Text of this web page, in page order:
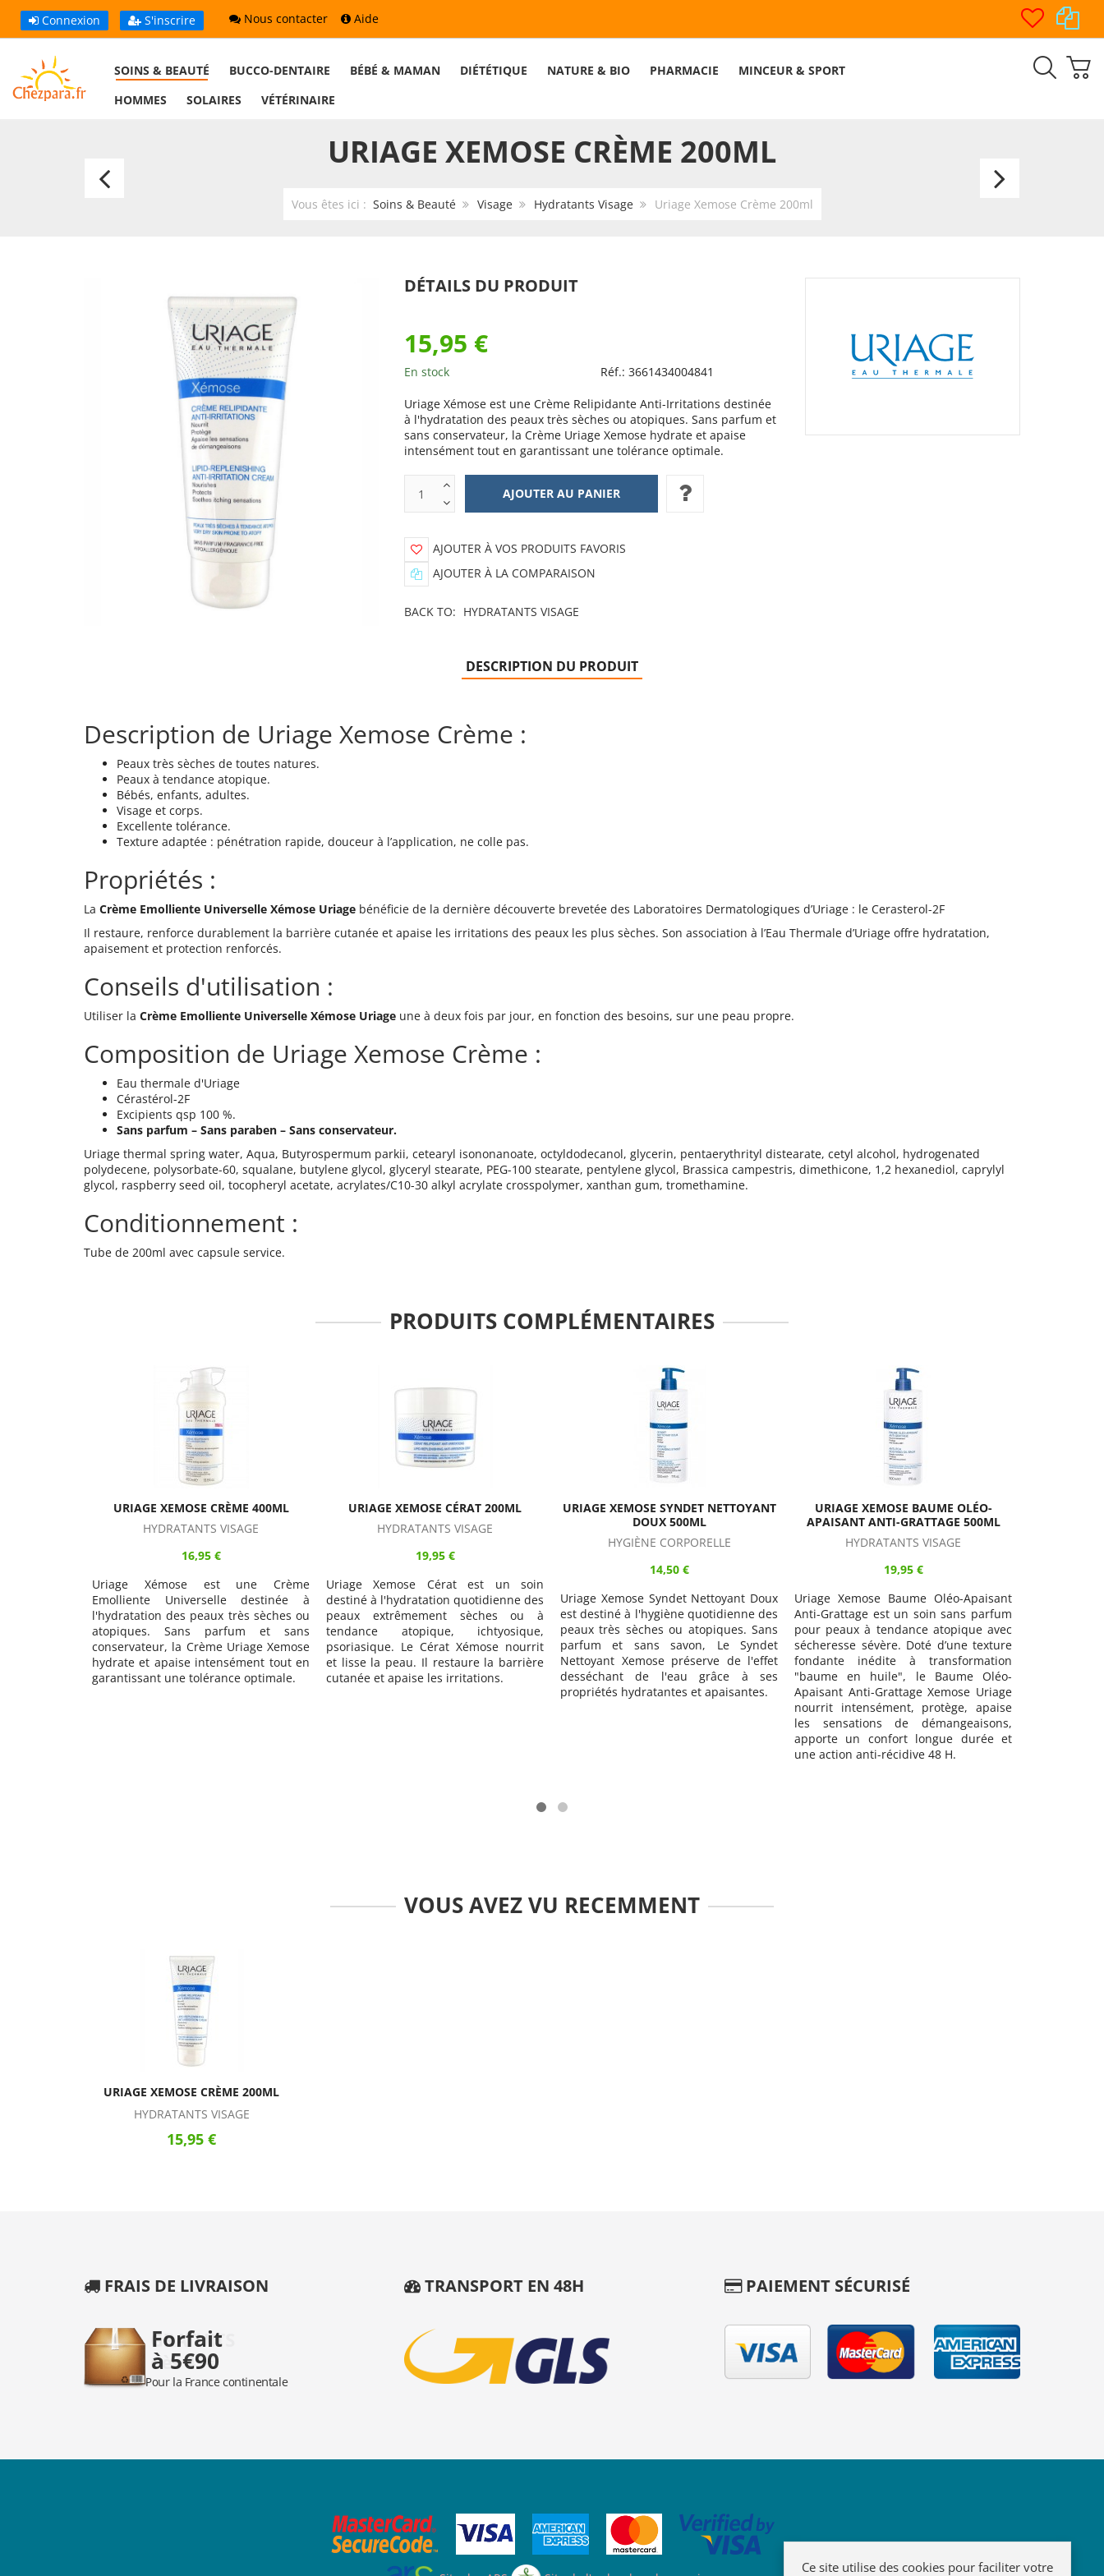
Connexion S'inscrire Nous contacter Aide
SOINS & BEAUTÉ BUCCO-DENTAIRE BÉBÉ & MAMAN DIÉTÉTIQUE NATURE & BIO PHARMACIE
MINCEUR & SPORT
HOMMES
SOLAIRES VÉTÉRINAIRE
URIAGE XEMOSE CRÈME 200ML
Vous êtes ici : Soins & Beauté Visage Hydratants Visage Uriage Xemose Crème 200ml
Uriage
200ml
Uriage
400ml
DÉTAILS DU PRODUIT
15,95 €
En stock Réf.: 3661434004841
Uriage Xémose est une Crème Relipidante Anti-Irritations destinée
à l'hydratation des peaux très sèches ou atopiques. Sans parfum et
sans conservateur, la Crème Uriage Xemose hydrate et apaise
intensément tout en garantissant une tolérance optimale.
AJOUTER À VOS PRODUITS FAVORIS
AJOUTER À LA COMPARAISON
BACK TO: HYDRATANTS VISAGE
DESCRIPTION DU PRODUIT
Description de Uriage Xemose Crème :
Peaux très sèches de toutes natures.
Peaux à tendance atopique.
Bébés, enfants, adultes.
Visage et corps.
Excellente tolérance.
Texture adaptée : pénétration rapide, douceur à l’application, ne colle pas.
Propriétés :
La Crème Emolliente Universelle Xémose Uriage bénéficie de la dernière découverte brevetée des Laboratoires Dermatologiques d’Uriage : le Cerasterol-2F
Il restaure, renforce durablement la barrière cutanée et apaise les irritations des peaux les plus sèches. Son association à l’Eau Thermale d’Uriage offre hydratation,
apaisement et protection renforcés.
Conseils d'utilisation :
Utiliser la Crème Emolliente Universelle Xémose Uriage une à deux fois par jour, en fonction des besoins, sur une peau propre.
Composition de Uriage Xemose Crème :
Eau thermale d'Uriage
Cérastérol-2F
Excipients qsp 100 %.
Sans parfum – Sans paraben – Sans conservateur.
Uriage thermal spring water, Aqua, Butyrospermum parkii, cetearyl isononanoate, octyldodecanol, glycerin, pentaerythrityl distearate, cetyl alcohol, hydrogenated
polydecene, polysorbate-60, squalane, butylene glycol, glyceryl stearate, PEG-100 stearate, pentylene glycol, Brassica campestris, dimethicone, 1,2 hexanediol, caprylyl
glycol, raspberry seed oil, tocopheryl acetate, acrylates/C10-30 alkyl acrylate crosspolymer, xanthan gum, tromethamine.
Conditionnement :
Tube de 200ml avec capsule service.
PRODUITS COMPLÉMENTAIRES
URIAGE XEMOSE CÉRAT 200ML
HYDRATANTS VISAGE
19,95 €
Uriage Xemose Cérat est un soin
destiné à l'hydratation quotidienne des
peaux extrêmement sèches ou à
tendance atopique, ichtyosique,
psoriasique. Le Cérat Xémose nourrit
et lisse la peau. Il restaure la barrière
cutanée et apaise les irritations.
URIAGE XEMOSE SYNDET NETTOYANT
DOUX 500ML
Uriage Xemose Syndet Nettoyant Doux
est destiné à l'hygiène quotidienne des
peaux très sèches ou atopiques. Sans
parfum et sans savon, Le Syndet
Nettoyant Xemose préserve de l'effet
desséchant de l'eau grâce à ses
URIAGE XEMOSE BAUME OLÉO-
APAISANT ANTI-GRATTAGE 500ML
HYDRATANTS VISAGE
19,95 €
Uriage Xemose Baume Oléo-Apaisant
Anti-Grattage est un soin sans parfum
pour peaux à tendance atopique avec
sécheresse sévère. Doté d’une texture
fondante inédite à transformation
"baume en huile", le Baume Oléo-
Apaisant Anti-Grattage Xemose Uriage
URIAGE XEMOSE HUILE LAVANTE
APAISANTE 1 LITRE
HYGIÈNE CORPORELLE
19,95 €
Uriage Xemose Huile Lavante
Apaisante nettoie et hydrate les peaux
sèches, tres sèches ou à tendance
atopique. Utilisable sous la douche ou
dans le bain, l'Huile Lavante Xemose
réduit tiraillement, inconfort et
incitation au grattage.
VOUS AVEZ VU RECEMMENT
URIAGE XEMOSE CRÈME 200ML
HYDRATANTS VISAGE
15,95 €
FRAIS DE LIVRAISON TRANSPORT EN 48H PAIEMENT SÉCURISÉ
Ce site utilise des cookies pour faciliter votre